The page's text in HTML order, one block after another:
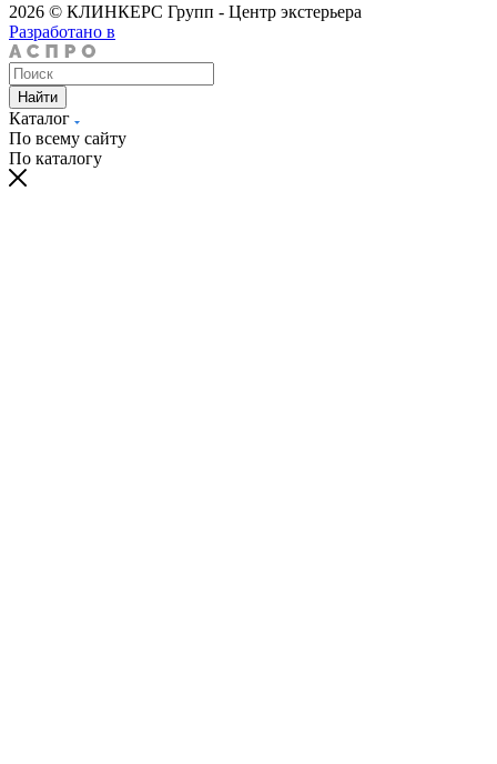
2026 © КЛИНКЕРС Групп - Центр экстерьера
Разработано в
Найти
Каталог
По всему сайту
По каталогу